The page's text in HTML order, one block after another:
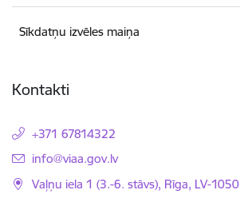
Sīkdatņu izvēles maiņa
Kontakti
+371 67814322
E-pasts:
info@viaa.gov.lv
Vaļņu iela 1 (3.-6. stāvs), Rīga, LV-1050